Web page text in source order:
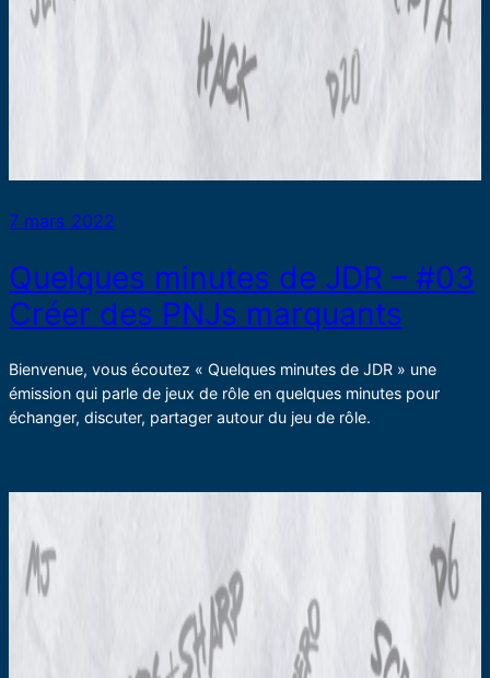
7 mars 2022
Quelques minutes de JDR – #03
Créer des PNJs marquants
Bienvenue, vous écoutez « Quelques minutes de JDR » une
émission qui parle de jeux de rôle en quelques minutes pour
échanger, discuter, partager autour du jeu de rôle.